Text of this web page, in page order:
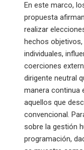
En este marco,
propuesta
realizar
hechos
individuales,
coerciones
dirigente neutral
manera continua
aquellos que
convencional.
sobre la gestión
programación,